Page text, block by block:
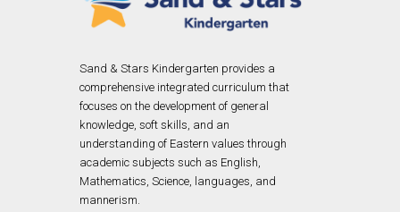
Sand & Stars Kindergarten provides a
comprehensive integrated curriculum that
focuses on the development of general
knowledge, soft skills, and an
understanding of Eastern values through
academic subjects such as English,
Mathematics, Science, languages, and
mannerism.